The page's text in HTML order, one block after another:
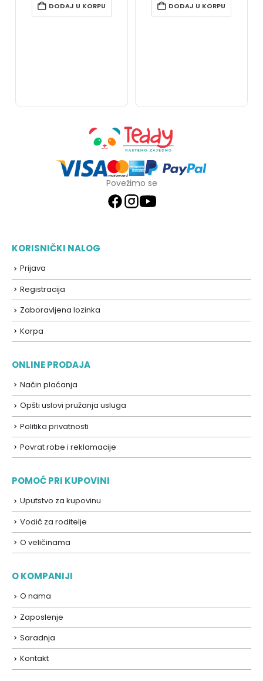
DODAJ U KORPU DODAJ U KORPU
Povežimo se
KORISNIČKI NALOG
Prijava
Registracija
Zaboravljena lozinka
Korpa
ONLINE PRODAJA
Način plaćanja
Opšti uslovi pružanja usluga
Politika privatnosti
Povrat robe i reklamacije
POMOĆ PRI KUPOVINI
Uputstvo za kupovinu
Vodič za roditelje
O veličinama
O KOMPANIJI
O nama
Zaposlenje
Saradnja
Kontakt